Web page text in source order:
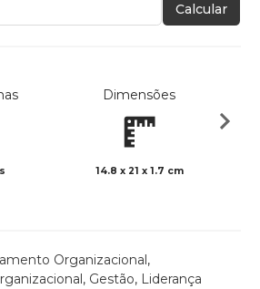
Calcular
Dimensões
14.8 x 21 x 1.7 cm
Organizacional,
, Gestão, Liderança